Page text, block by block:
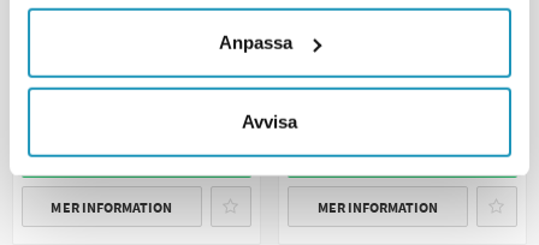
Anpassa
Avvisa
195 kr (ink. moms) 229 kr
+ LÄGG I KUNDVAGN
MER INFORMATION
1 036 kr
1 219 kr
+ LÄGG I KUNDVAGN
MER INFORMATION